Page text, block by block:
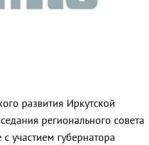
развития Иркутской
регионального совета
участием губернатора